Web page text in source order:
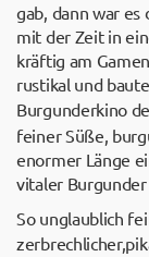
gab, dann war es
mit der Zeit in
kräftig am
rustikal und
Burgunderkino
feiner Süße,
enormer Länge
vitaler Burgunder
So unglaublich